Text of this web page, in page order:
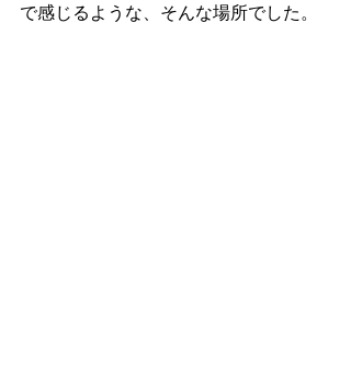
で感じるような、そんな場所でした。